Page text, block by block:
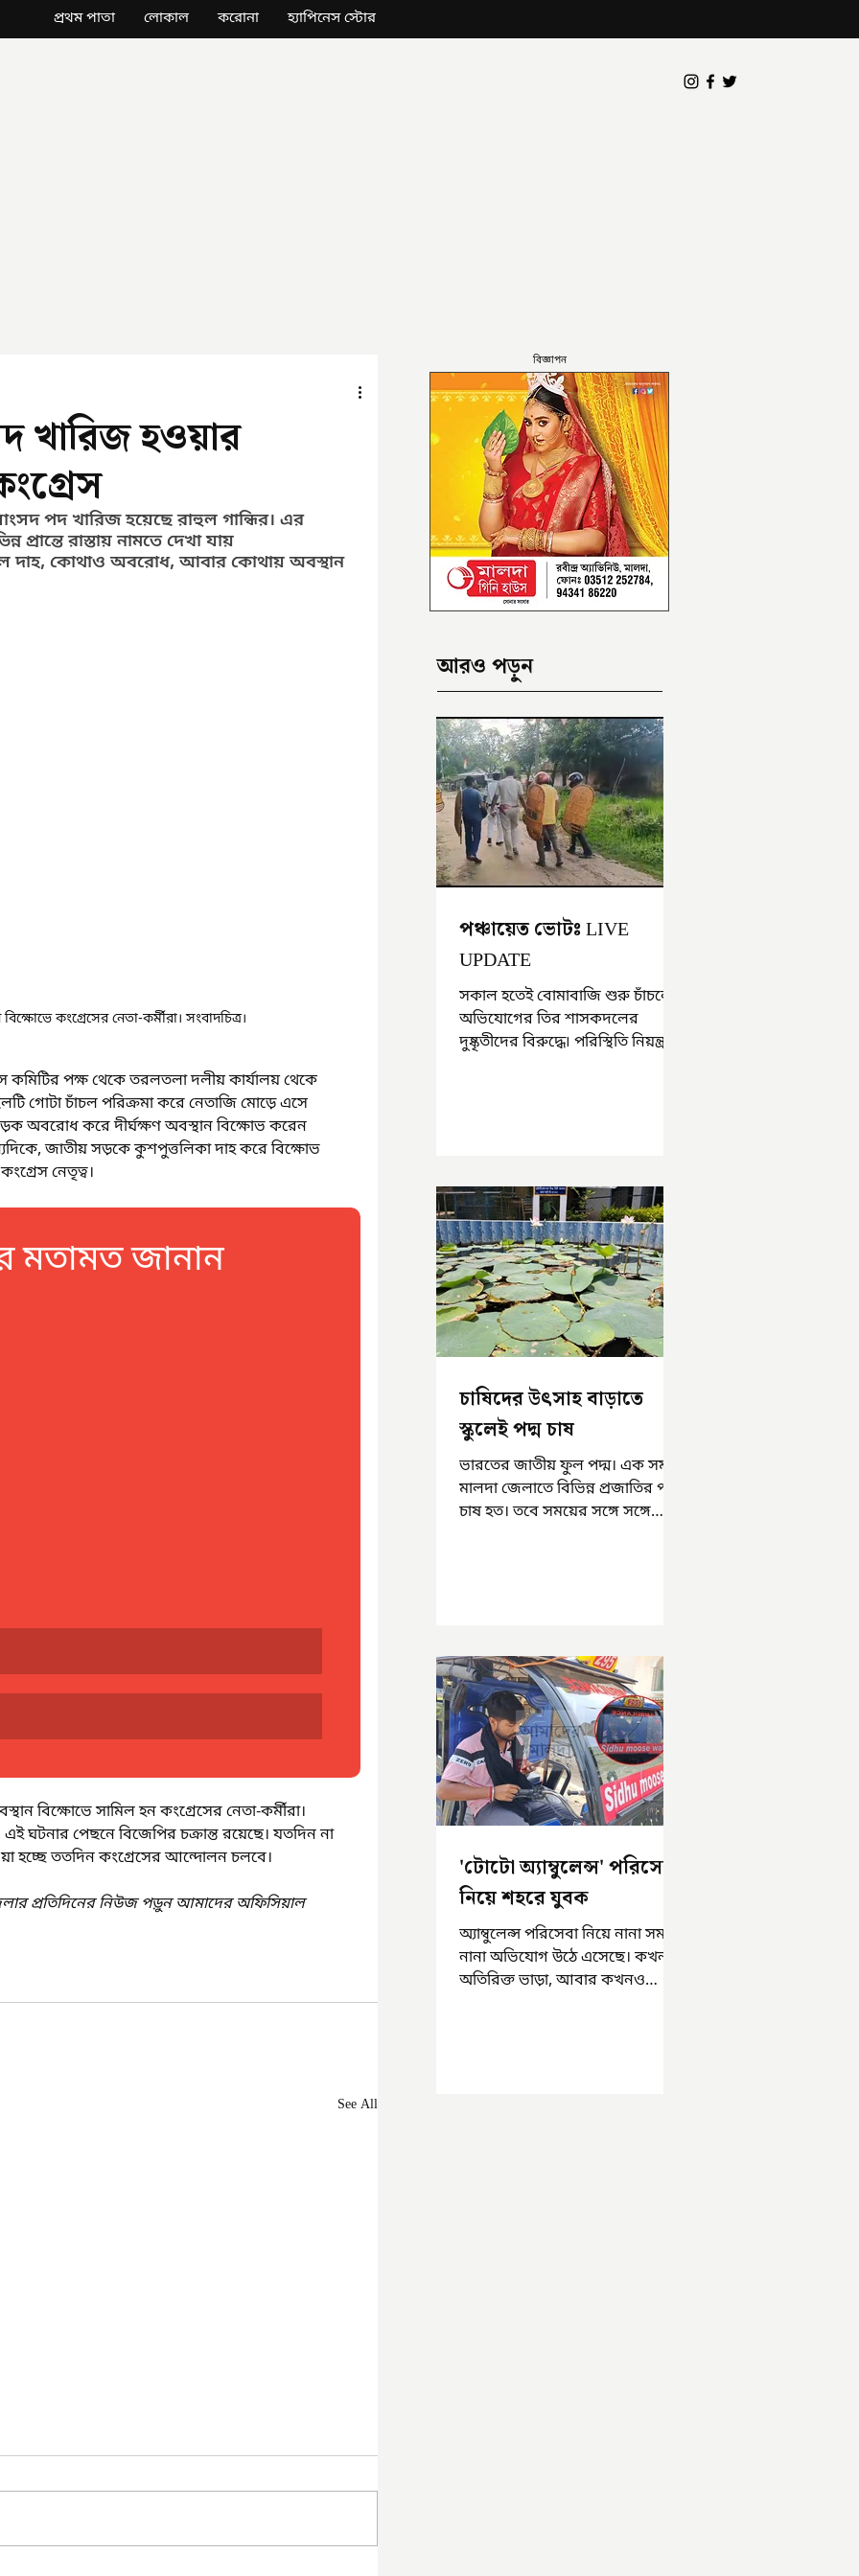
প্রথম পাতা লোকাল করোনা হ্যাপিনেস স্টোর
খারিজ হওয়ার
পদ খারিজ হয়েছে রাহুল গান্ধির। এর
রাস্তায় নামতে দেখা যায়
দাহ, কোথাও অবরোধ, আবার কোথায় অবস্থান
কংগ্রেসের নেতা-কর্মীরা। সংবাদচিত্র।
কমিটির পক্ষ থেকে তরলতলা দলীয় কার্যালয় থেকে
গোটা চাঁচল পরিক্রমা করে নেতাজি মোড়ে এসে
অবরোধ করে দীর্ঘক্ষণ অবস্থান বিক্ষোভ করেন
জাতীয় সড়কে কুশপুত্তলিকা দাহ করে বিক্ষোভ
নেতৃত্ব।
জানান
বিক্ষোভে সামিল হন কংগ্রেসের নেতা-কর্মীরা।
ঘটনার পেছনে বিজেপির চক্রান্ত রয়েছে। যতদিন না
হচ্ছে ততদিন কংগ্রেসের আন্দোলন চলবে।
প্রতিদিনের নিউজ পড়ুন আমাদের অফিসিয়াল
See All
বিজ্ঞাপন
আরও পড়ুন
পঞ্চায়েত ভোটঃ LIVE
UPDATE
সকাল হতেই বোমাবাজি শুরু চাঁচলে৷
অভিযোগের তির শাসকদলের
দুষ্কৃতীদের বিরুদ্ধে৷ পরিস্থিতি নিয়ন্ত্রণে
চাষিদের উৎসাহ বাড়াতে
স্কুলেই পদ্ম চাষ
ভারতের জাতীয় ফুল পদ্ম। এক সময়
মালদা জেলাতে বিভিন্ন প্রজাতির পদ্ম
চাষ হত। তবে সময়ের সঙ্গে সঙ্গে
'টোটো অ্যাম্বুলেন্স' পরিসেবা
নিয়ে শহরে যুবক
অ্যাম্বুলেন্স পরিসেবা নিয়ে নানা সময়
নানা অভিযোগ উঠে এসেছে। কখনও
অতিরিক্ত ভাড়া, আবার কখনও